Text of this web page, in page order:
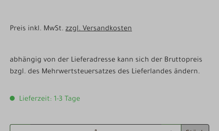
Preis inkl. MwSt. zzgl. Versandkosten
abhängig von der Lieferadresse kann sich der Bruttopreis
bzgl. des Mehrwertsteuersatzes des Lieferlandes ändern.
Lieferzeit: 1-3 Tage